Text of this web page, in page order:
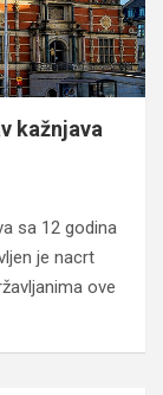
kažnjava
sa 12 godina
je nacrt
ove